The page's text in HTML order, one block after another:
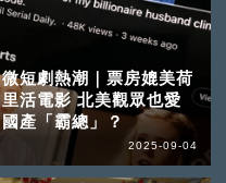
微短劇熱潮｜票房媲美荷
里活電影 北美觀眾也愛
國產「霸總」？
2025-09-04